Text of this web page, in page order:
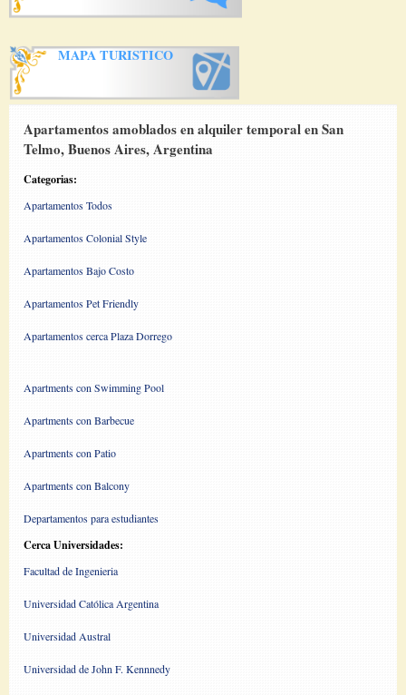
MAPA TURISTICO
Apartamentos amoblados en alquiler temporal en San
Telmo, Buenos Aires, Argentina
Categorias:
Apartamentos Todos
Apartamentos Colonial Style
Apartamentos Bajo Costo
Apartamentos Pet Friendly
Apartamentos cerca Plaza Dorrego
Apartments con Swimming Pool
Apartments con Barbecue
Apartments con Patio
Apartments con Balcony
Departamentos para estudiantes
Cerca Universidades:
Facultad de Ingenieria
Universidad Católica Argentina
Universidad Austral
Universidad de John F. Kennnedy